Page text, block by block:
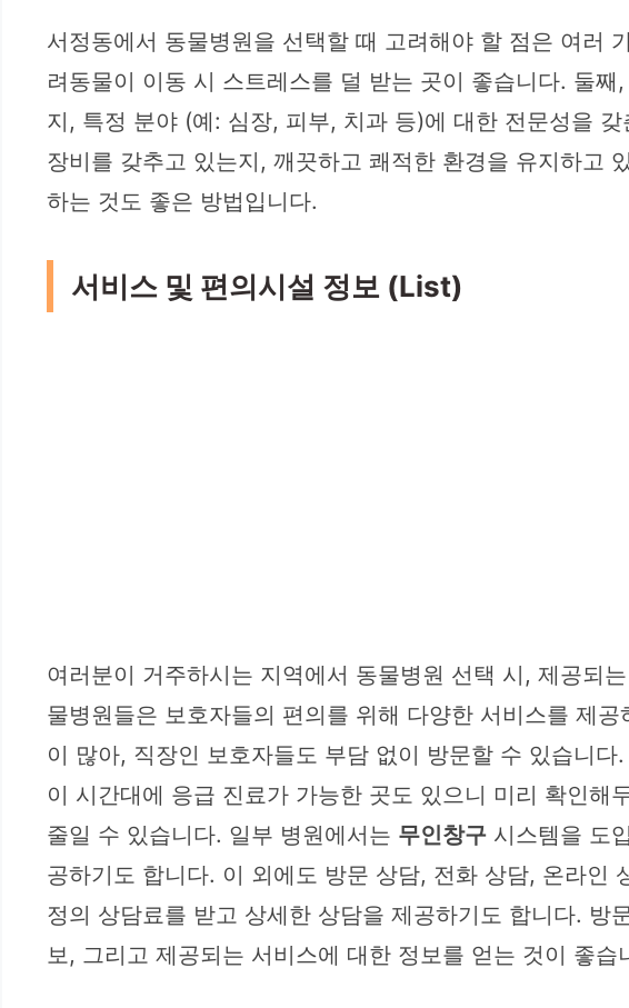
서정동에서 동물병원을 선택할 때 고려해야 할 점은 여러
려동물이 이동 시 스트레스를 덜 받는 곳이 좋습니다. 둘
지, 특정 분야 (예: 심장, 피부, 치과 등)에 대한 전문성을
장비를 갖추고 있는지, 깨끗하고 쾌적한 환경을 유지하고
하는 것도 좋은 방법입니다.
서비스 및 편의시설 정보 (List)
여러분이 거주하시는 지역에서 동물병원 선택 시, 제공되
물병원들은 보호자들의 편의를 위해 다양한 서비스를 제
이 많아, 직장인 보호자들도 부담 없이 방문할 수 있습니다.
이 시간대에 응급 진료가 가능한 곳도 있으니 미리 확인해
줄일 수 있습니다. 일부 병원에서는 무인창구 시스템을 도
공하기도 합니다. 이 외에도 방문 상담, 전화 상담, 온라인
정의 상담료를 받고 상세한 상담을 제공하기도 합니다.
보, 그리고 제공되는 서비스에 대한 정보를 얻는 것이 좋습